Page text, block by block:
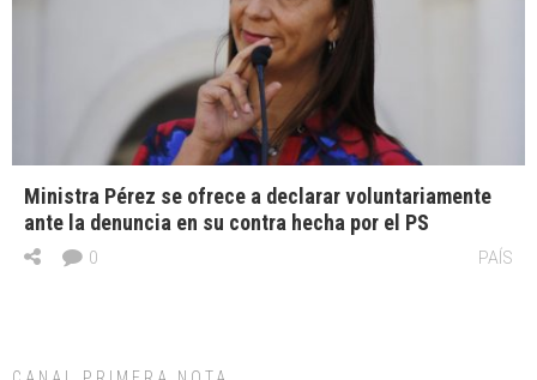
Ministra Pérez se ofrece a declarar voluntariamente
ante la denuncia en su contra hecha por el PS
PAÍS
0